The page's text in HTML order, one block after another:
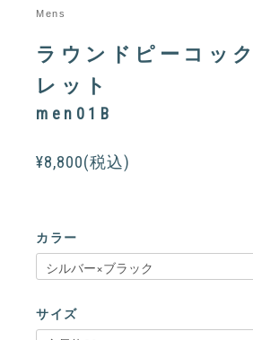
Mens
ラウンドピーコッ
レット
men01B
¥8,800(税込)
カラー
サイズ